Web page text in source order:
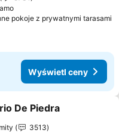
pokoje z prywatnymi tarasami
Wyświetl ceny
do ulubionych
De Piedra
3513